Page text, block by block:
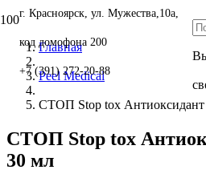
г. Красноярск, ул. Мужества,10а,
код домофона 200
+7 (391) 272-20-88
Главная
Peel Medical
СТОП Stop tox
СТОП Stop tox
30 мл